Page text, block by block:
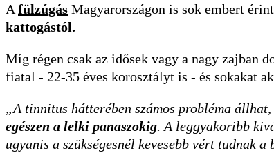
A fülzúgás Magyarországon is sok embert
kattogástól.
Míg régen csak az idősek vagy a nagy zajban
fiatal - 22-35 éves korosztályt is - és sokakat
„A tinnitus hátterében számos probléma állhat,
egészen a lelki panaszokig. A leggyakoribb
ugyanis a szükségesnél kevesebb vért tudnak